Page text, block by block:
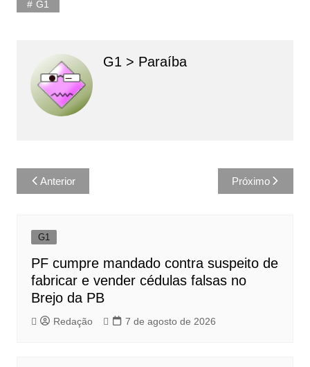
G1
G1 > Paraíba
Navegação
de
Anterior Próximo
G1
PF cumpre mandado contra suspeito de
fabricar e vender cédulas falsas no
Brejo da PB
Redação 7 de agosto de 2026